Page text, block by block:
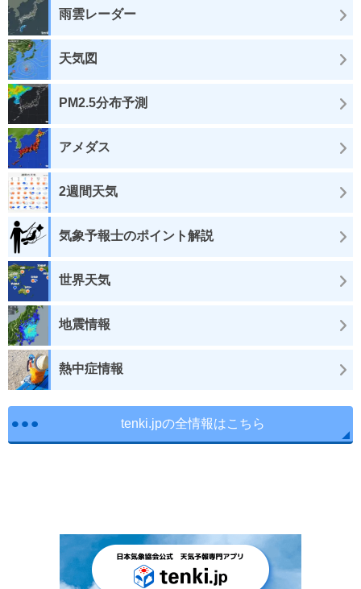
雨雲レーダー
天気図
PM2.5分布予測
アメダス
2週間天気
気象予報士のポイント解説
世界天気
地震情報
熱中症情報
tenki.jpの全情報はこちら